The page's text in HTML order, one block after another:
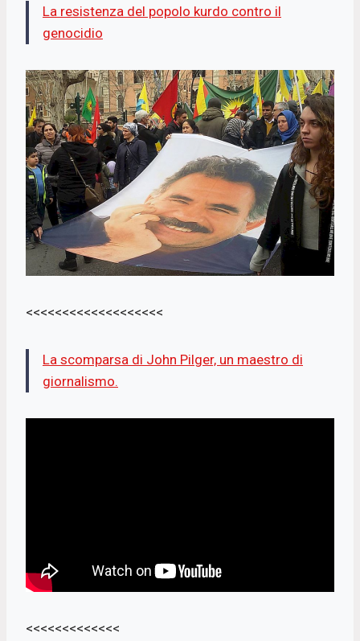
La resistenza del popolo kurdo contro il
genocidio
<<<<<<<<<<<<<<<<<<<
La scomparsa di John Pilger, un maestro di
giornalismo.
<<<<<<<<<<<<<